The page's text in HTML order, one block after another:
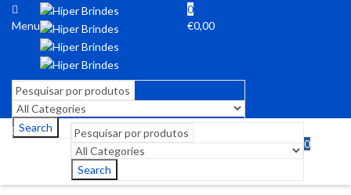
Menu
0
€0,00
Search
Search
0